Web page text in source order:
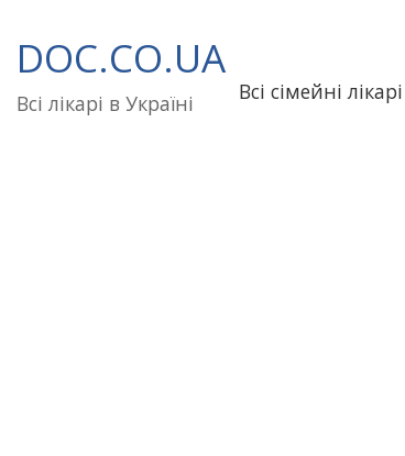
до
вмісту
DOC.CO.UA
Всі лікарі в Україні Всі сімейні лікарі